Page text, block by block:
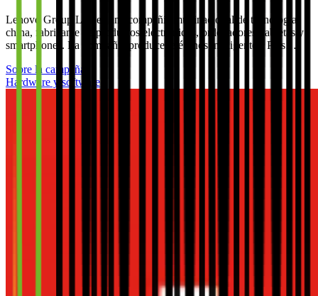
Lenovo Group Ltd. es una compañía multinacional de tecnología
china, fabricante de productos electrónicos, ordenadores, tabletas y
smartphones. La compañía produce teléfonos inteligentes, PCs…
Sobre la campaña
Hardware y software